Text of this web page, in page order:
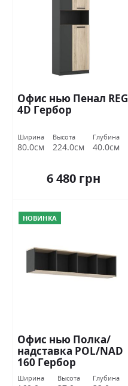
Офис нью Пенал REG
4D Гербор
Ширина
80.0см
Высота
224.0см
Глубина
40.0см
6 480 грн
НОВИНКА
Офис нью Полка/
надставка POL/NAD
160 Гербор
Ширина Высота Глубина